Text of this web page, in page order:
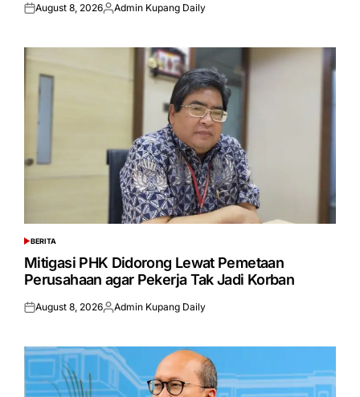
Posted
August 8, 2026Posted
Admin Kupang Daily
POSTED
IN
BERITA
Mitigasi PHK Didorong Lewat Pemetaan
Perusahaan agar Pekerja Tak Jadi Korban
Posted
August 8, 2026Posted
Admin Kupang Daily